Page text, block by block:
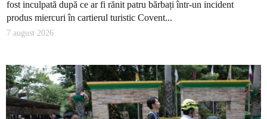
fost inculpată după ce ar fi rănit patru bărbați într-un incident
produs miercuri în cartierul turistic Covent...
7 august 2026